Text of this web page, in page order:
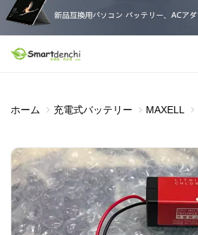
ホーム 充電式バッテリー MAXELL